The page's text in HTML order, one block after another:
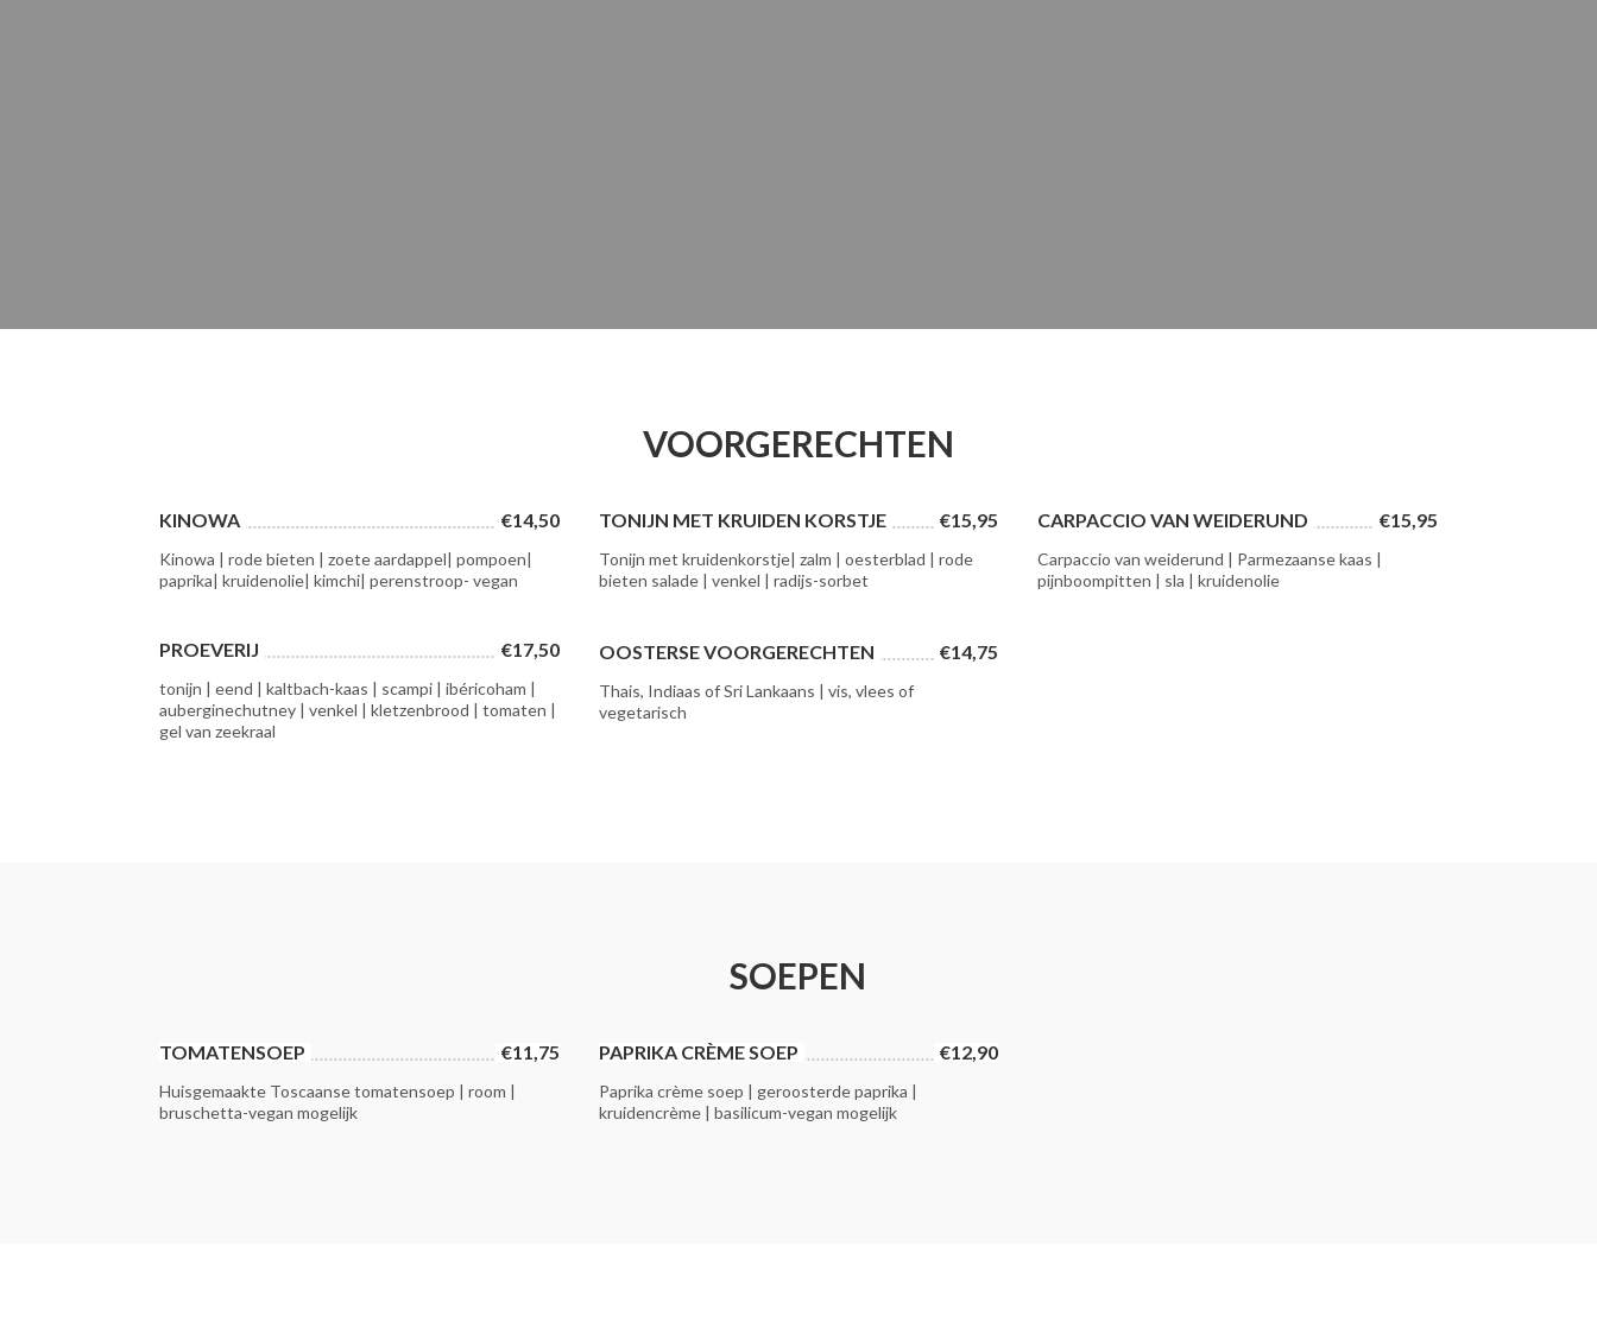
VOORGERECHTEN
KINOWA €14,50
Kinowa | rode bieten | zoete aardappel| pompoen|
paprika| kruidenolie| kimchi| perenstroop- vegan
PROEVERIJ €17,50
tonijn | eend | kaltbach-kaas | scampi | ibéricoham |
auberginechutney | venkel | kletzenbrood | tomaten |
gel van zeekraal
TONIJN MET KRUIDEN KORSTJE €15,95
Tonijn met kruidenkorstje| zalm | oesterblad | rode
bieten salade | venkel | radijs-sorbet
OOSTERSE VOORGERECHTEN €14,75
Thais, Indiaas of Sri Lankaans | vis, vlees of
vegetarisch
CARPACCIO VAN WEIDERUND €15,95
Carpaccio van weiderund | Parmezaanse kaas |
pijnboompitten | sla | kruidenolie
SOEPEN
TOMATENSOEP €11,75
Huisgemaakte Toscaanse tomatensoep | room |
bruschetta-vegan mogelijk
PAPRIKA CRÈME SOEP €12,90
Paprika crème soep | geroosterde paprika |
kruidencrème | basilicum-vegan mogelijk